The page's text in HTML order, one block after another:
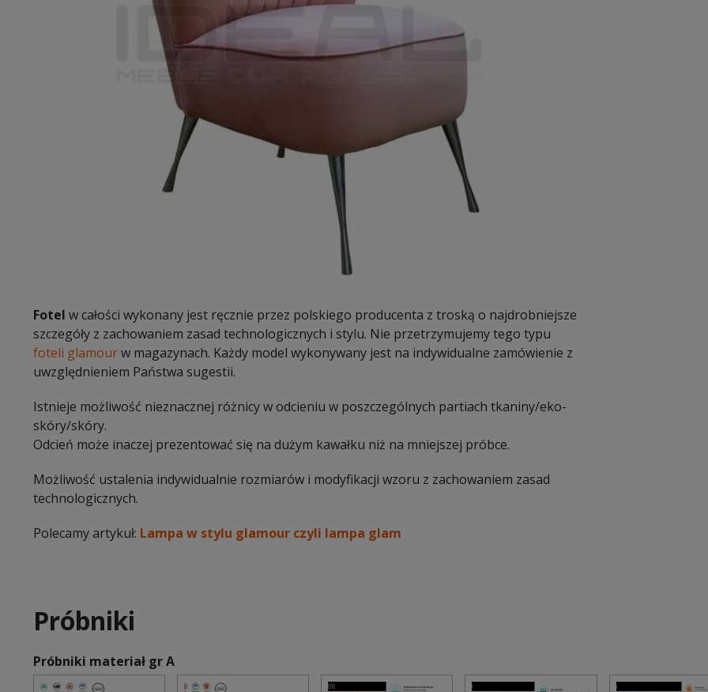
Fotel w całości wykonany jest ręcznie przez polskiego producenta z troską o najdrobniejsze
szczegóły z zachowaniem zasad technologicznych i stylu. Nie przetrzymujemy tego typu
foteli glamourw magazynach. Każdy model wykonywany jest na indywidualne zamówienie z
uwzględnieniem Państwa sugestii.
Istnieje możliwość nieznacznej różnicy w odcieniu w poszczególnych partiach tkaniny/eko-
skóry/skóry.
Odcień może inaczej prezentować się na dużym kawałku niż na mniejszej próbce.
Możliwość ustalenia indywidualnie rozmiarów i modyfikacji wzoru z zachowaniem zasad
technologicznych.
Polecamy artykuł: Lampa w stylu glamour czyli lampa glam
Próbniki
Próbniki materiał gr A